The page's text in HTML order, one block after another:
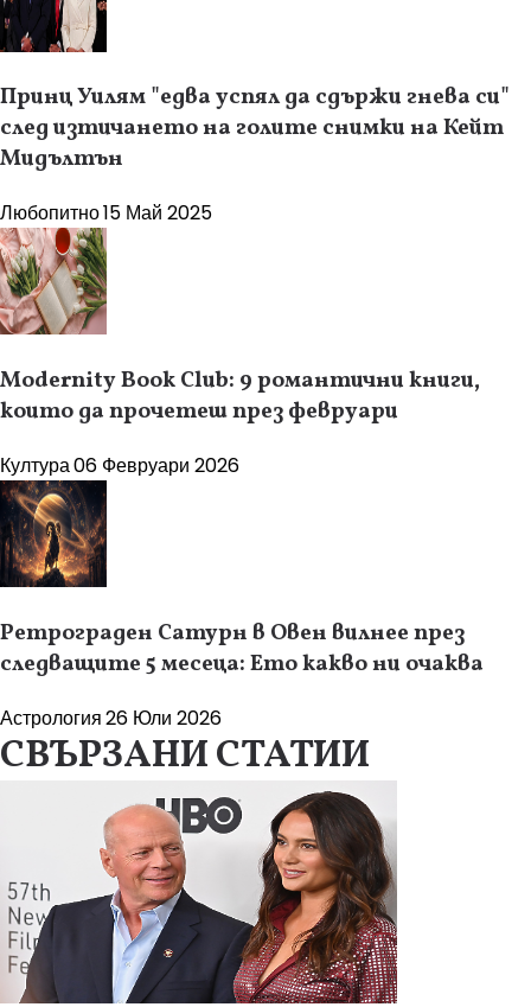
Принц Уилям "едва успял да сдържи гнева си"
след изтичането на голите снимки на Кейт
Мидълтън
Любопитно15 Май 2025
Modernity Book Club: 9 романтични книги,
които да прочетеш през февруари
Култура06 Февруари 2026
Ретрограден Сатурн в Овен вилнее през
следващите 5 месеца: Ето какво ни очаква
Астрология26 Юли 2026
СВЪРЗАНИ СТАТИИ